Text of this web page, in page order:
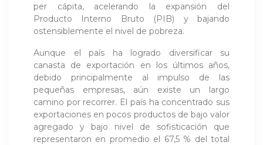
per cápita, acelerando la expansión del
Producto Interno Bruto (PIB) y bajando
ostensiblemente el nivel de pobreza.
Aunque el país ha logrado diversificar su
canasta de exportación en los últimos años,
debido principalmente al impulso de las
pequeñas empresas, aún existe un largo
camino por recorrer. El país ha concentrado sus
exportaciones en pocos productos de bajo valor
agregado y bajo nivel de sofisticación que
representaron en promedio el 67,5 % del total